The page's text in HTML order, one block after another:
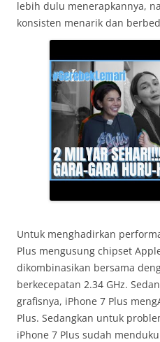
lebih dulu menerapkannya,
konsisten menarik dan
Untuk menghadirkan
Plus mengusung chipset
dikombinasikan bersama
berkecepatan 2.34 GHz.
grafisnya, iPhone 7 Plus
Plus. Sedangkan untuk
iPhone 7 Plus sudah